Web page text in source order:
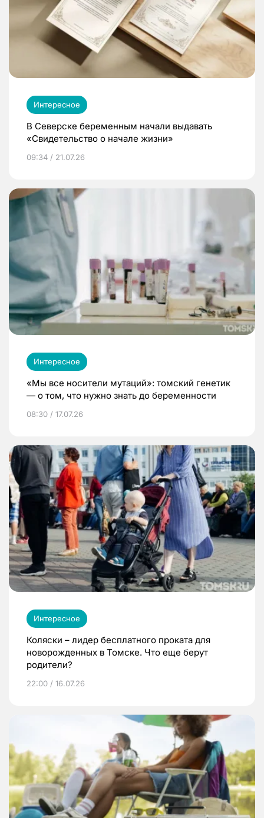
Интересное
В Северске беременным начали выдавать
«Свидетельство о начале жизни»
09:34 / 21.07.26
Интересное
«Мы все носители мутаций»: томский генетик
— о том, что нужно знать до беременности
08:30 / 17.07.26
Интересное
Коляски – лидер бесплатного проката для
новорожденных в Томске. Что еще берут
родители?
22:00 / 16.07.26